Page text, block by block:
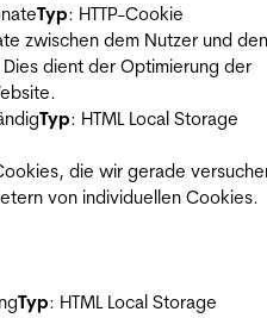
Typ: HTTP-Cookie
zwischen dem Nutzer und den
dient der Optimierung der
Typ: HTML Local Storage
die wir gerade
von individuellen Cookies.
Typ: HTML Local Storage